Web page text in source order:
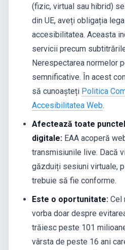
(fizic, virtual sau hibrid)
din UE, aveți obligația
accesibilitatea. Aceasta
servicii precum
Nerespectarea normelor
semnificative. În acest
să cunoașteți Politica
Accesibilitatea Web.
Afectează toate
digitale: EAA acoperă
transmisiunile live. Dacă
găzduiți sesiuni virtuale,
trebuie să fie conforme.
Este o oportunitate: Cel
vorba doar despre
trăiesc peste 101
vârsta de peste 16 ani